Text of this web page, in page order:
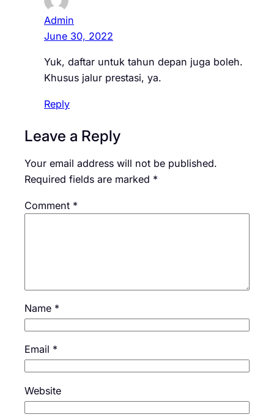
Admin
June 30, 2022
Yuk, daftar untuk tahun depan juga boleh.
Khusus jalur prestasi, ya.
Reply
Leave a Reply
Your email address will not be published.
Required fields are marked *
Comment *
Name *
Email *
Website